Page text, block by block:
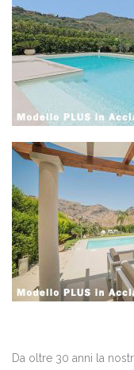
Da oltre 30 anni la